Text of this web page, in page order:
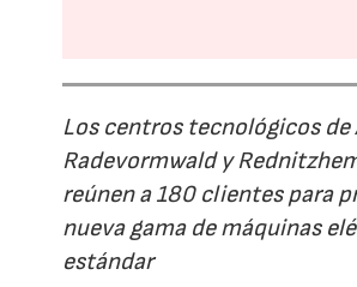
Los centros tecnológicos de
Radevormwald y
reúnen a 180 clientes para
nueva gama de máquinas
estándar